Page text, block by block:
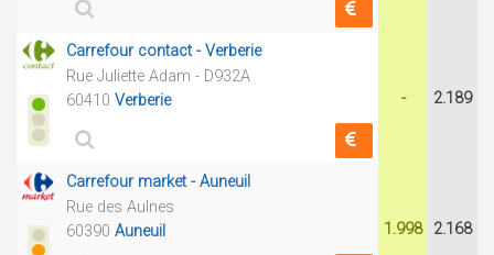
Carrefour contact - Verberie
Rue Juliette Adam - D932A
60410 Verberie - 2.189
Carrefour market - Auneuil
Rue des Aulnes
60390 Auneuil 1.998 2.168